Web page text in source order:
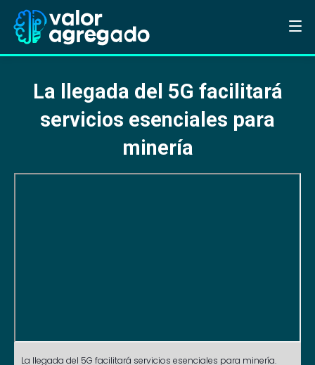
La llegada del 5G facilitará
servicios esenciales para
minería
La llegada del 5G facilitará servicios esenciales para minería.